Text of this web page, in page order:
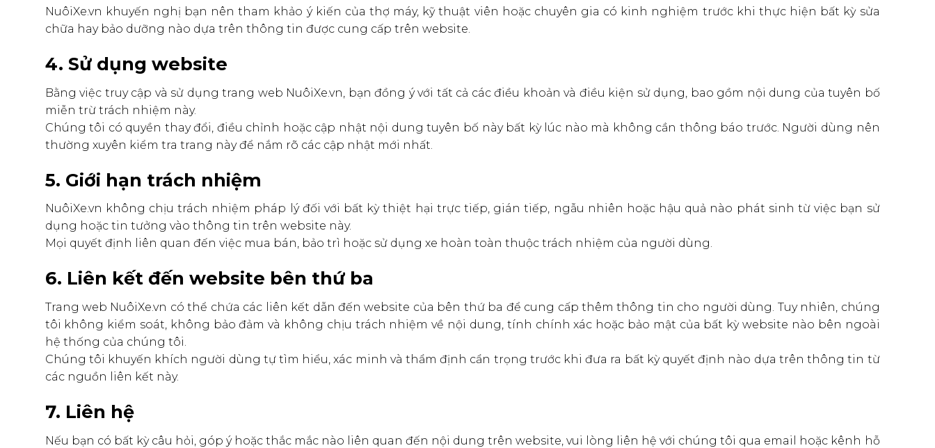
NuôiXe.vn khuyến nghị bạn nên tham khảo ý kiến của thợ máy, kỹ thuật viên hoặc chuyên gia có kinh nghiệm trước khi thực hiện bất kỳ sửa
chữa hay bảo dưỡng nào dựa trên thông tin được cung cấp trên website.
4. Sử dụng website
Bằng việc truy cập và sử dụng trang web NuôiXe.vn, bạn đồng ý với tất cả các điều khoản và điều kiện sử dụng, bao gồm nội dung của tuyên bố
miễn trừ trách nhiệm này.
Chúng tôi có quyền thay đổi, điều chỉnh hoặc cập nhật nội dung tuyên bố này bất kỳ lúc nào mà không cần thông báo trước. Người dùng nên
thường xuyên kiểm tra trang này để nắm rõ các cập nhật mới nhất.
5. Giới hạn trách nhiệm
NuôiXe.vn không chịu trách nhiệm pháp lý đối với bất kỳ thiệt hại trực tiếp, gián tiếp, ngẫu nhiên hoặc hậu quả nào phát sinh từ việc bạn sử
dụng hoặc tin tưởng vào thông tin trên website này.
Mọi quyết định liên quan đến việc mua bán, bảo trì hoặc sử dụng xe hoàn toàn thuộc trách nhiệm của người dùng.
6. Liên kết đến website bên thứ ba
Trang web NuôiXe.vn có thể chứa các liên kết dẫn đến website của bên thứ ba để cung cấp thêm thông tin cho người dùng. Tuy nhiên, chúng
tôi không kiểm soát, không bảo đảm và không chịu trách nhiệm về nội dung, tính chính xác hoặc bảo mật của bất kỳ website nào bên ngoài
hệ thống của chúng tôi.
Chúng tôi khuyến khích người dùng tự tìm hiểu, xác minh và thẩm định cẩn trọng trước khi đưa ra bất kỳ quyết định nào dựa trên thông tin từ
các nguồn liên kết này.
7. Liên hệ
Nếu bạn có bất kỳ câu hỏi, góp ý hoặc thắc mắc nào liên quan đến nội dung trên website, vui lòng liên hệ với chúng tôi qua email hoặc kênh hỗ